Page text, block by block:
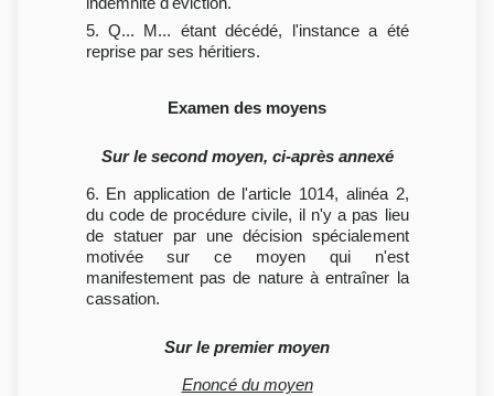
5. Q... M... étant décédé, l'instance a été
reprise par ses héritiers.
Examen des moyens
Sur le second moyen, ci-après annexé
6. En application de l'article 1014, alinéa 2,
du code de procédure civile, il n'y a pas lieu
de statuer par une décision spécialement
motivée sur ce moyen qui n'est
manifestement pas de nature à entraîner la
cassation.
Sur le premier moyen
Enoncé du moyen